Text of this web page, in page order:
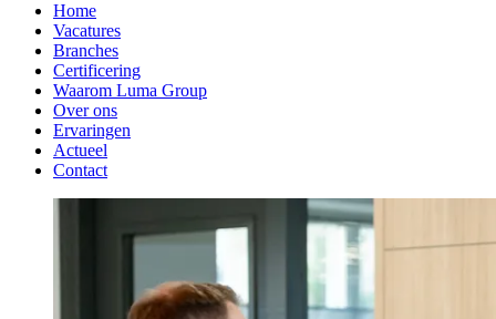
Home
Vacatures
Branches
Certificering
Waarom Luma Group
Over ons
Ervaringen
Actueel
Contact